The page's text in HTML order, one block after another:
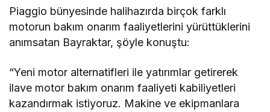
Piaggio bünyesinde halihazırda birçok farklı
motorun bakım onarım faaliyetlerini yürüttüklerini
anımsatan Bayraktar, şöyle konuştu:
“Yeni motor alternatifleri ile yatırımlar getirerek
ilave motor bakım onarım faaliyeti kabiliyetleri
kazandırmak istiyoruz. Makine ve ekipmanlara